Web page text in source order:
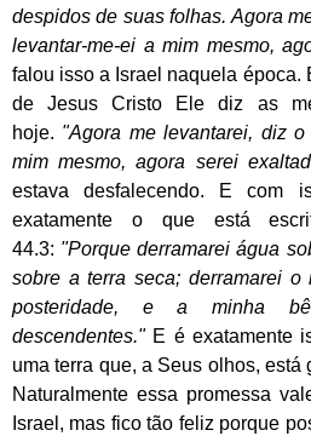
despidos de suas folhas. Agora
levantar-me-ei a mim mesmo,
falou isso a Israel naquela época.
de Jesus Cristo Ele diz as
hoje. "Agora me levantarei, diz
mim mesmo, agora serei
estava desfalecendo. E com
exatamente o que está
44.3: "Porque derramarei água
sobre a terra seca; derramarei
posteridade, e a minha
descendentes." E é exatamente
uma terra que, a Seus olhos, está
Naturalmente essa promessa
Israel, mas fico tão feliz porque